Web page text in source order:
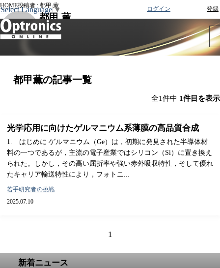
Select Language▼ ログイン 登録
HOME投稿者 : 都甲 薫
都甲 薫
都甲薫の記事一覧
全1件中 1件目を表示
光学応用に向けたゲルマニウム系薄膜の高品質合成
1. はじめに ゲルマニウム（Ge）は，初期に発見された半導体材
料の一つであるが，主流の電子産業ではシリコン（Si）に置き換え
られた。しかし，その高い屈折率や強い赤外吸収特性，そして優れ
たキャリア輸送特性により，フォトニ...
若手研究者の挑戦
2025.07.10
1
新着ニュース